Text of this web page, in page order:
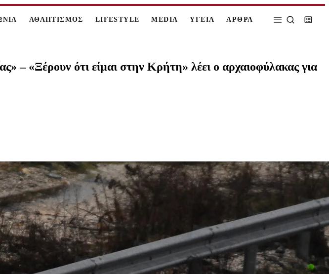
ΑΘΛΗΤΙΣΜΟΣ LIFESTYLE MEDIA ΥΓΕΙΑ ΑΡΘΡΑ
– «Ξέρουν ότι είμαι στην Κρήτη» λέει ο αρχαιοφύλακας για